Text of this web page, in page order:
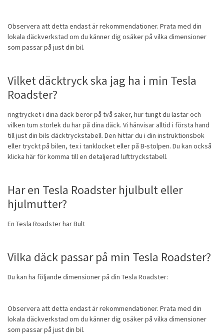
Observera att detta endast är rekommendationer. Prata med din
lokala däckverkstad om du känner dig osäker på vilka dimensioner
som passar på just din bil.
Vilket däcktryck ska jag ha i min Tesla
Roadster?
ringtrycket i dina däck beror på två saker, hur tungt du lastar och
vilken tum storlek du har på dina däck. Vi hänvisar alltid i första hand
till just din bils däcktryckstabell. Den hittar du i din instruktionsbok
eller tryckt på bilen, tex i tanklocket eller på B-stolpen. Du kan också
klicka här för komma till en detaljerad lufttryckstabell.
Har en Tesla Roadster hjulbult eller
hjulmutter?
En Tesla Roadster har Bult
Vilka däck passar på min Tesla Roadster?
Du kan ha följande dimensioner på din Tesla Roadster:
Observera att detta endast är rekommendationer. Prata med din
lokala däckverkstad om du känner dig osäker på vilka dimensioner
som passar på just din bil.